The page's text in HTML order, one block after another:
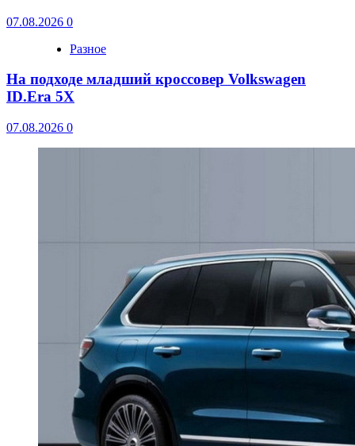
07.08.2026 0
Разное
На подходе младший кроссовер Volkswagen
ID.Era 5X
07.08.2026 0